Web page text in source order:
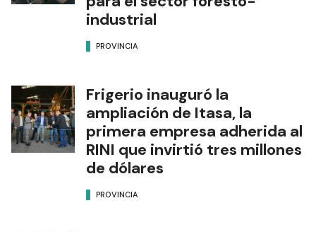
industrial
PROVINCIA
Frigerio inauguró la
ampliación de Itasa, la
primera empresa adherida al
RINI que invirtió tres millones
de dólares
PROVINCIA